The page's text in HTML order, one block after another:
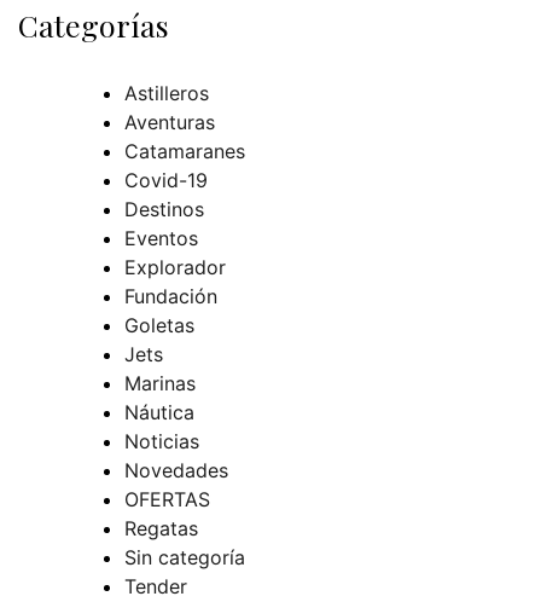
Categorías
Astilleros
Aventuras
Catamaranes
Covid-19
Destinos
Eventos
Explorador
Fundación
Goletas
Jets
Marinas
Náutica
Noticias
Novedades
OFERTAS
Regatas
Sin categoría
Tender